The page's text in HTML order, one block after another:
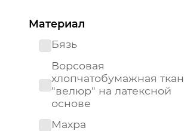
Материал
Бязь
Ворсовая
хлопчатобумажная
"велюр" на латексной
основе
Махра